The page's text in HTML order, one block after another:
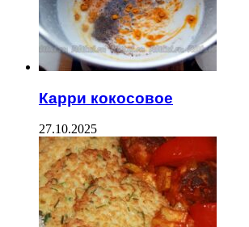
Карри кокосовое
27.10.2025